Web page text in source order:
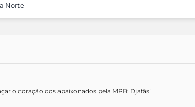
Norte
o coração dos apaixonados pela MPB: Djafãs!